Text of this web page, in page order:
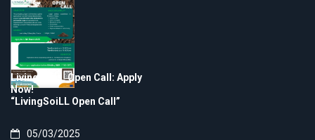
LivingSoiLL Open Call: Apply
Now!
“LivingSoiLL Open Call”
05/03/2025